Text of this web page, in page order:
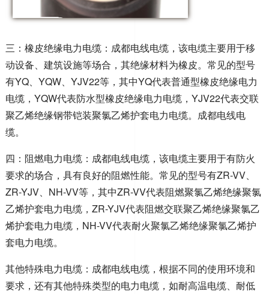
三： 橡皮绝缘电力电缆： 成都电线电缆， 该电缆主要用于移
动设备、建筑设施等场合，其绝缘材料为橡皮。常见的型号
有YQ、 YQW、 YJV22等，其中YQ代表普通型橡皮绝缘电力
电缆， YQW代表防水型橡皮绝缘电力电缆， YJV22代表交联
聚乙烯绝缘钢带铠装聚氯乙烯护套电力电缆。成都电线电
缆。
四： 阻燃电力电缆： 成都电线电缆， 该电缆主要用于有防火
要求的场合，具有良好的阻燃性能。常见的型号有ZR-VV、
ZR-YJV、 NH-VV等，其中ZR-VV代表阻燃聚氯乙烯绝缘聚氯
乙烯护套电力电缆， ZR-YJV代表阻燃交联聚乙烯绝缘聚氯乙
烯护套电力电缆， NH-VV代表耐火聚氯乙烯绝缘聚氯乙烯护
套电力电缆。
其他特殊电力电缆： 成都电线电缆， 根据不同的使用环境和
要求，还有其他特殊类型的电力电缆，如耐高温电缆、耐低